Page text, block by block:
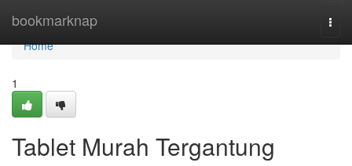
bookmarknap
Home
Home
1
Tablet Murah Tergantung